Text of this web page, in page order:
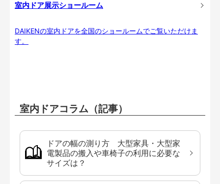
室内ドア展示ショールーム
DAIKENの室内ドアを全国のショールームでご覧いただけま
す。
室内ドアコラム（記事）
ドアの幅の測り方 大型家具・大型家
電製品の搬入や車椅子の利用に必要な
サイズは？